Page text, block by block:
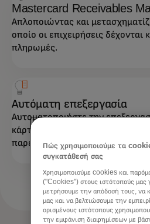
Mastercard Receivables
Απλοποιώντας και
οποίο οι επιχειρήσεις δέχονται
πληρωμές.
Αυτόματη επεξεργασία
Αυτοματοποιήστε την
κάρτες για προμηθευτές – χωρίς
παρέμβαση.Πώς χρησιμοποιούμε τα
συγκατάθεσή σας
Χρησιμοποιούμε cookies και
("Cookies") στους ιστότοπούς μας
μετρήσουμε την απόδοσή τους, να
μας και να βελτιώσουμε την
ορισμένους ιστότοπους
την εμφάνιση διαφημίσεων με